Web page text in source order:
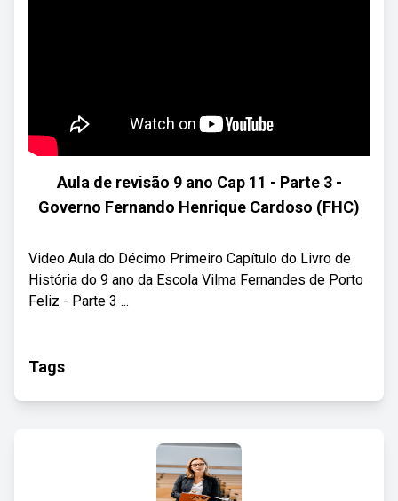
Aula de revisão 9 ano Cap 11 - Parte 3 -
Governo Fernando Henrique Cardoso (FHC)
Video Aula do Décimo Primeiro Capítulo do Livro de
História do 9 ano da Escola Vilma Fernandes de Porto
Feliz - Parte 3 ...
Tags